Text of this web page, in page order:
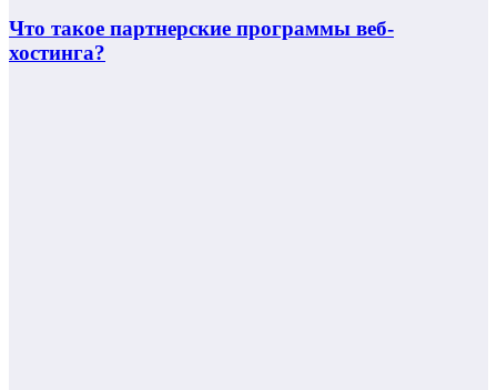
Что такое партнерские программы веб-
хостинга?